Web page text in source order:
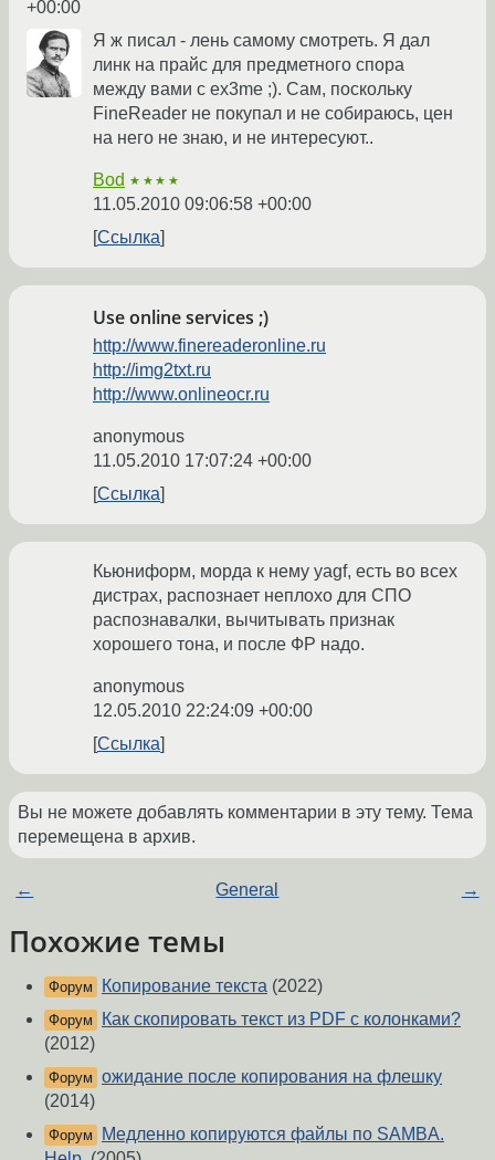
+00:00
Я ж писал - лень самому смотреть. Я дал
линк на прайс для предметного спора
между вами с ex3me ;). Сам, поскольку
FineReader не покупал и не собираюсь, цен
на него не знаю, и не интересуют..
Bod ★★★★
11.05.2010 09:06:58 +00:00
Ссылка
Use online services ;)
http://www.finereaderonline.ru
http://img2txt.ru
http://www.onlineocr.ru
anonymous
11.05.2010 17:07:24 +00:00
Ссылка
Кьюниформ, морда к нему yagf, есть во всех
дистрах, распознает неплохо для СПО
распознавалки, вычитывать признак
хорошего тона, и после ФР надо.
anonymous
12.05.2010 22:24:09 +00:00
Ссылка
Вы не можете добавлять комментарии в эту тему. Тема
перемещена в архив.
← General →
Похожие темы
Форум Копирование текста (2022)
Форум
Как скопировать текст из PDF с колонками?
(2012)
Форум ожидание после копирования на флешку
(2014)
Форум
Медленно копируются файлы по SAMBA.